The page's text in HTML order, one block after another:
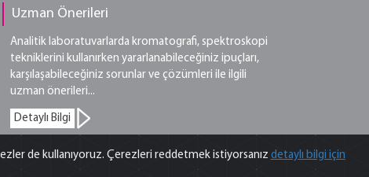
Uzman Önerileri
Analitik laboratuvarlarda kromatografi, spektroskopi
tekniklerini kullanırken yararlanabileceğiniz ipuçları,
karşılaşabileceğiniz sorunlar ve çözümleri ile ilgili
uzman önerileri...
Detaylı Bilgi
de kullanıyoruz. Çerezleri reddetmek istiyorsanız detaylı bilgi için